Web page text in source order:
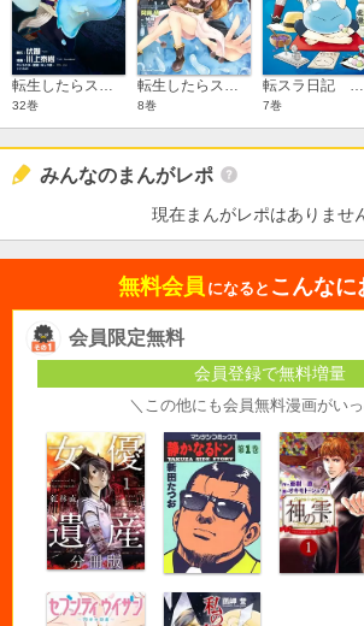
転生したらスライムだった件
32巻
転生したらスライムだった件－魔物の国の歩き方－
8巻
転スラ日記 転生したらスライムだった件
7巻
みんなのまんがレポ
現在まんがレポはありませ
無料会員 になると こんなに
会員限定無料
会員登録で無料増量
＼この他にも会員無料漫画がい